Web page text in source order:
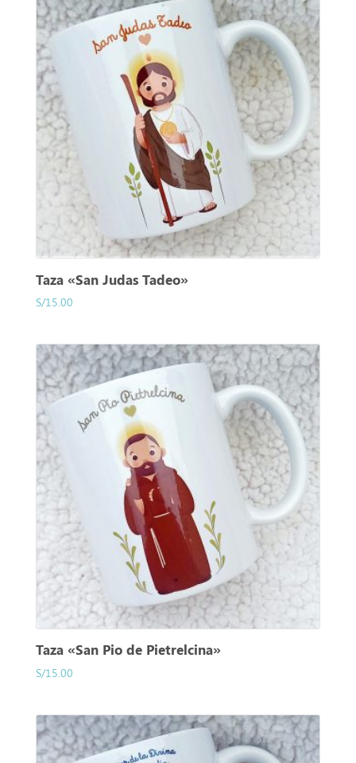
Taza «San Judas Tadeo»
S/15.00
Taza «San Pio de Pietrelcina»
S/15.00